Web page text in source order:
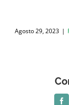
Agosto 29, 2023 |